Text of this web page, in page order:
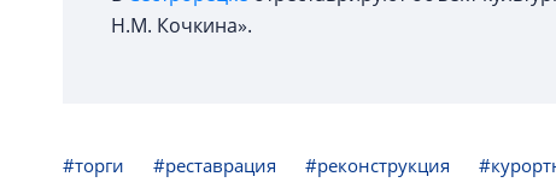
Н.М. Кочкина».
#торги #реставрация #реконструкция